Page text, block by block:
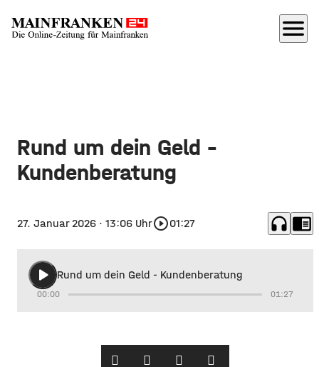
menu
Rund um dein Geld -
Kundenberatung
27. Januar 2026 · 13:06 Uhrplay_circle_outline01:27 headphones chrome_reader_mode
play_arrow Rund um dein Geld - Kundenberatung
00:00 01:27